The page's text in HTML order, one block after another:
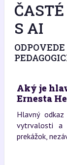
S AI
Aký je
Ernesta
Hlavný
vytrvalosti a
prekážok,